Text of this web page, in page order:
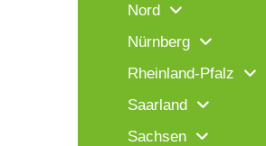
Nord
Nürnberg
Rheinland-Pfalz
Saarland
Sachsen